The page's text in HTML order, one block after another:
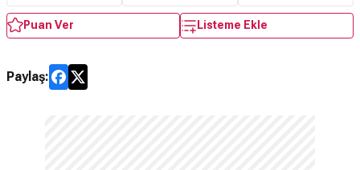
Puan Ver Listeme Ekle
Paylaş: